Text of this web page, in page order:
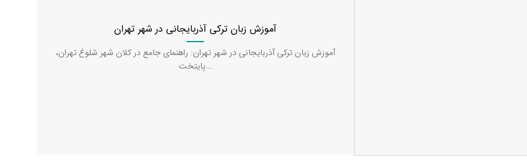
آموزش زبان ترکی آذربایجانی در شهر تهران
آموزش زبان ترکی آذربایجانی در شهر تهران: راهنمای جامع در کلان شهر شلوغ تهران،
پایتخت...